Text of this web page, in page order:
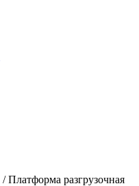
/Платформа разгрузочная